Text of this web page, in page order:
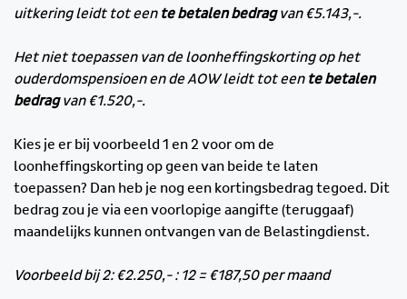
uitkering leidt tot een te betalen bedragvan €5.143,-.
Het niet toepassen van de loonheffingskorting op het
ouderdomspensioen en de AOW leidt tot een te betalen
bedragvan €1.520,-.
Kies je er bij voorbeeld 1 en 2 voor om de
loonheffingskorting op geen van beide te laten
toepassen? Dan heb je nog een kortingsbedrag tegoed. Dit
bedrag zou je via een voorlopige aangifte (teruggaaf)
maandelijks kunnen ontvangen van de Belastingdienst.
Voorbeeld bij 2: €2.250,- : 12 = €187,50 per maand